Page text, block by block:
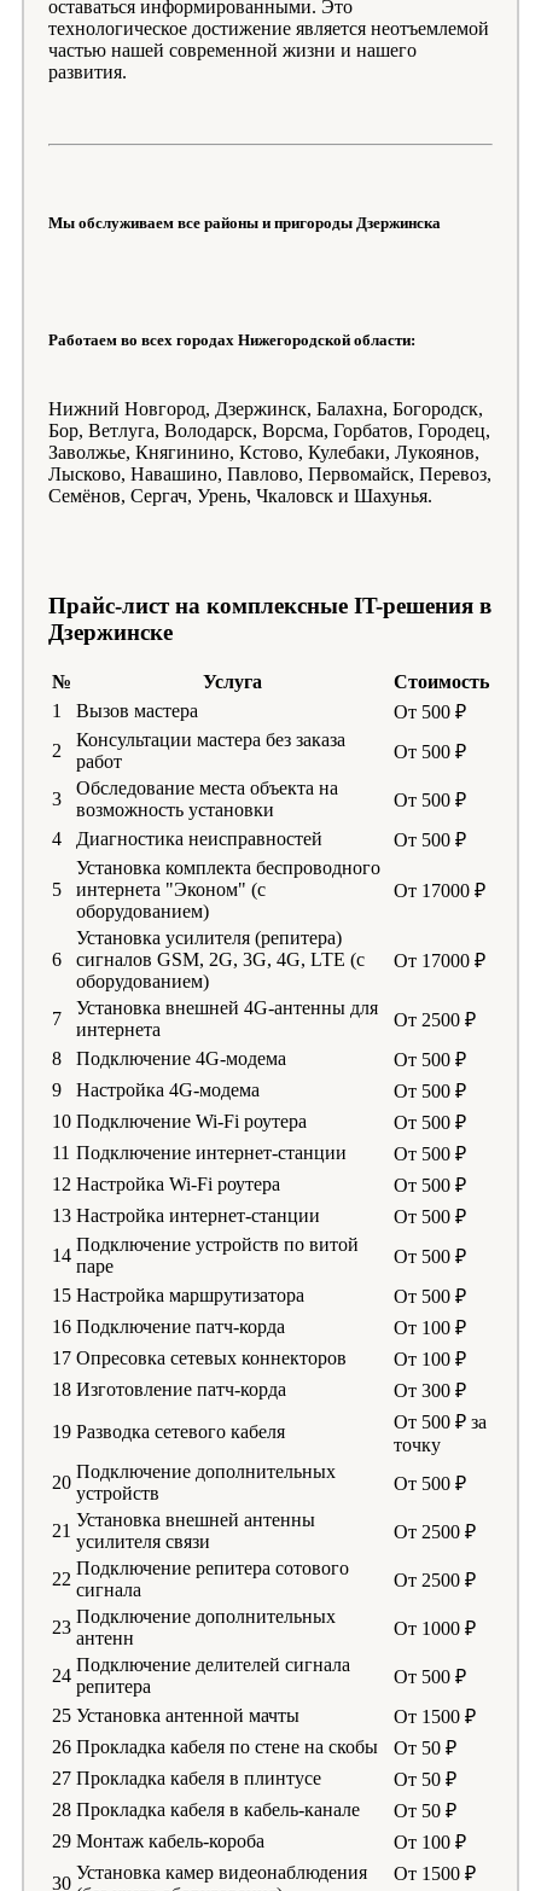
оставаться информированными. Это
технологическое достижение является неотъемлемой
частью нашей современной жизни и нашего
развития.
Мы обслуживаем все районы и пригороды Дзержинска
Работаем во всех городах Нижегородской области:
Нижний Новгород, Дзержинск, Балахна, Богородск,
Бор, Ветлуга, Володарск, Ворсма, Горбатов, Городец,
Заволжье, Княгинино, Кстово, Кулебаки, Лукоянов,
Лысково, Навашино, Павлово, Первомайск, Перевоз,
Семёнов, Сергач, Урень, Чкаловск и Шахунья.
Прайс-лист на комплексные IT-решения в
Дзержинске
№ Услуга
Стоимость
1
Вызов мастера
От 500 ₽
2
Консультации мастера без заказа
работ
От 500 ₽
3
Обследование места объекта на
возможность установки
От 500 ₽
4
Диагностика неисправностей От 500 ₽
5
Установка комплекта беспроводного
интернета "Эконом" (с
оборудованием)
От 17000 ₽
6
Установка усилителя (репитера)
сигналов GSM, 2G, 3G, 4G, LTE (с
оборудованием)
От 17000 ₽
7
Установка внешней 4G-антенны для
интернета
От 2500 ₽
8
Подключение 4G-модема
От 500 ₽
9
Настройка 4G-модема
От 500 ₽
10 Подключение Wi-Fi роутера
От 500 ₽
11 Подключение интернет-станции
От 500 ₽
12 Настройка Wi-Fi роутера
От 500 ₽
13 Настройка интернет-станции
От 500 ₽
14
Подключение устройств по витой
паре
От 500 ₽
15 Настройка маршрутизатора
От 500 ₽
16 Подключение патч-корда
От 100 ₽
17 Опресовка сетевых коннекторов
От 100 ₽
18 Изготовление патч-корда
От 300 ₽
19 Разводка сетевого кабеля
От 500 ₽ за
точку
20
Подключение дополнительных
устройств
От 500 ₽
21
Установка внешней антенны
усилителя связи
От 2500 ₽
22
Подключение репитера сотового
сигнала
От 2500 ₽
23
Подключение дополнительных
антенн
От 1000 ₽
24
Подключение делителей сигнала
репитера
От 500 ₽
25 Установка антенной мачты
От 1500 ₽
26 Прокладка кабеля по стене на скобы
От 50 ₽
27 Прокладка кабеля в плинтусе
От 50 ₽
28 Прокладка кабеля в кабель-канале
От 50 ₽
29 Монтаж кабель-короба
От 100 ₽
30
Установка камер видеонаблюдения
От 1500 ₽